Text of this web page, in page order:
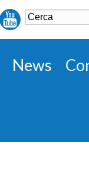
News